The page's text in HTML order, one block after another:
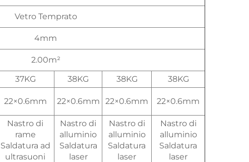
Vetro Temprato
4mm
2.00m²
37KG 38KG 38KG
38KG
22×0.6mm 22×0.6mm 22×0.6mm 22×0.6mm
Nastro di
rame
Saldatura ad
ultrasuoni
Nastro di
alluminio
Saldatura
laser
Nastro di
alluminio
Saldatura
laser
Nastro di
alluminio
Saldatura
laser